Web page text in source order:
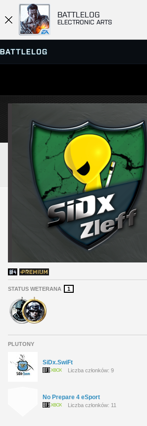
BATTLELOG
ELECTRONIC ARTS
PRZEGLĄDARKA SERWERÓW
GRY
STATUS WETERANA 1
PLUTONY
SiDx.SwiFt
Liczba członków: 9
No Prepare 4 eSport
Liczba członków: 11